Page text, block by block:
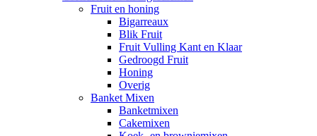
Fruit en honing
Bigarreaux
Blik Fruit
Fruit Vulling Kant en Klaar
Gedroogd Fruit
Honing
Overig
Banket Mixen
Banketmixen
Cakemixen